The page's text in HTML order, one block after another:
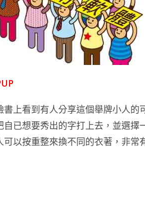
上看到有人分享這個舉牌小人
自已想要秀出的字打上去，並選
以按重整來換不同的衣著，非常